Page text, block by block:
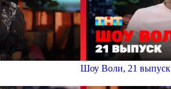
Шоу Воли, 21 выпуск